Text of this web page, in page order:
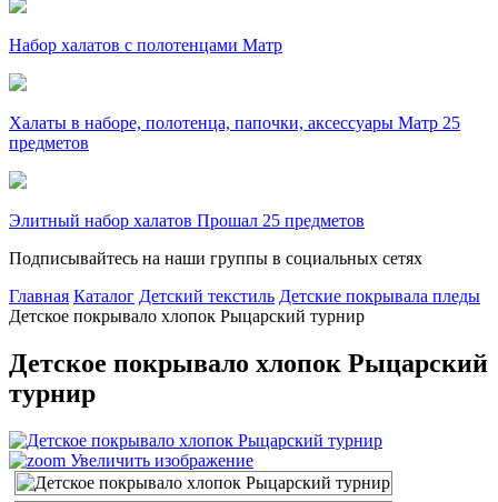
Набор халатов с полотенцами Матр
Халаты в наборе, полотенца, папочки, аксессуары Матр 25
предметов
Элитный набор халатов Прошал 25 предметов
Подписывайтесь на наши группы в социальных сетях
Главная Каталог Детский текстиль Детские покрывала пледы
Детское покрывало хлопок Рыцарский турнир
Детское покрывало хлопок Рыцарский
турнир
Увеличить изображение